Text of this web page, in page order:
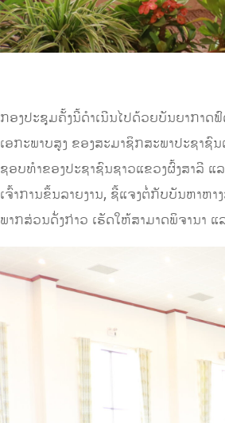
ກອງປະຊຸມຄັ້ງນີ້ດໍາເນີນໄປດ້ວຍບັນຍາກາ
ເອກະພາບສູງ ຂອງສະມາຊິກສະພາປະຊາ
ຊອບທໍາຂອງປະຊາຊົນຊາວແຂວງຜົ້ງສາລີ
ເຈົ້າການຂຶ້ນລາຍງານ, ຊີ້ແຈງຕໍ່ກັບບັນຫາຫ
ພາກສ່ວນດັ່ງກ່າວ ເຮັດໃຫ້ສາມາດພິຈານາ